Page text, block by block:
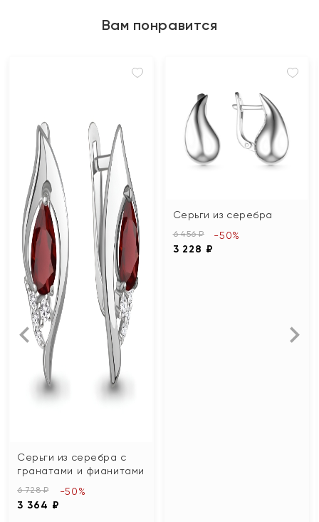
Вам понравится
Серьги из серебра с
гранатами и фианитами
6 728 ₽
3 364 ₽
-50%
Серьги из серебра
6 456 ₽
3 228 ₽
-50%